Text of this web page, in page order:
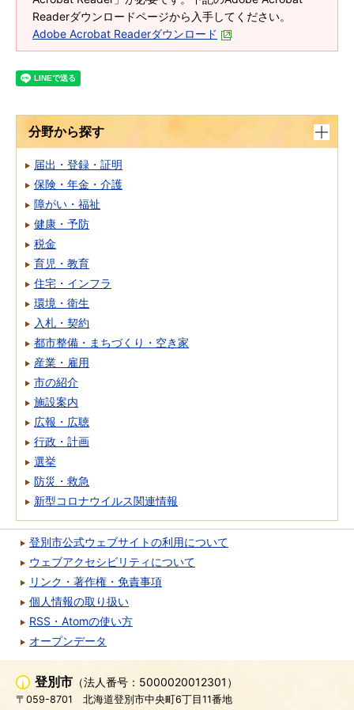
Readerダウンロードページから入手してください。
Adobe Acrobat Readerダウンロード
分野から探す
届出・登録・証明
保険・年金・介護
障がい・福祉
健康・予防
税金
育児・教育
住宅・インフラ
環境・衛生
入札・契約
都市整備・まちづくり・空き家
産業・雇用
市の紹介
施設案内
広報・広聴
行政・計画
選挙
防災・救急
新型コロナウイルス関連情報
登別市公式ウェブサイトの利用について
ウェブアクセシビリティについて
リンク・著作権・免責事項
個人情報の取り扱い
RSS・Atomの使い方
オープンデータ
登別市 （法人番号：5000020012301）
〒059-8701
北海道登別市中央町6丁目11番地